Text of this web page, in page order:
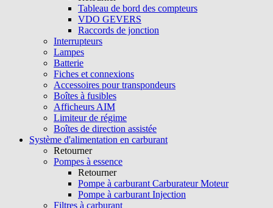
Tableau de bord des compteurs
VDO GEVERS
Raccords de jonction
Interrupteurs
Lampes
Batterie
Fiches et connexions
Accessoires pour transpondeurs
Boîtes à fusibles
Afficheurs AIM
Limiteur de régime
Boîtes de direction assistée
Système d'alimentation en carburant
Retourner
Pompes à essence
Retourner
Pompe à carburant Carburateur Moteur
Pompe à carburant Injection
Filtres à carburant